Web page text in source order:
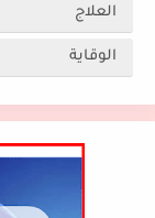
العلاج
الوقاية